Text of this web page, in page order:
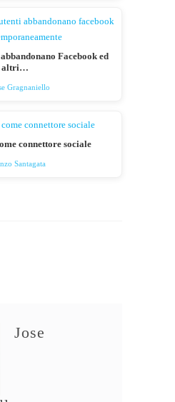
Facebook ed
altri…
Gragnaniello
connettore sociale
Santagata
Jose